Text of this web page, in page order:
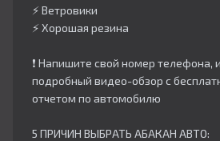
⚡️ Ветровики
⚡️ Хорошая резина
❗️ Напишите свой номер
подробный видео-обзор с
отчетом по автомобилю
5 ПРИЧИН ВЫБРАТЬ АБАКАН АВТО: